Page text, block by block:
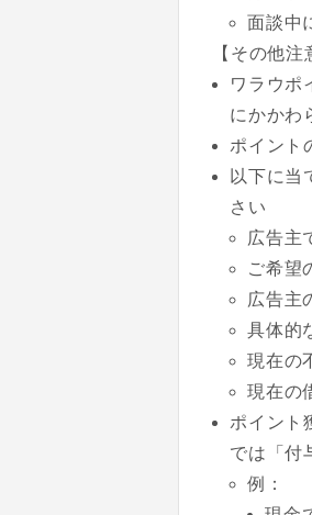
面談中
【その他
ワラウポ
にかかわ
ポイント
以下に当
さい
広告主
ご希望
広告主
具体的
現在の
現在の
ポイント
では「付
例：